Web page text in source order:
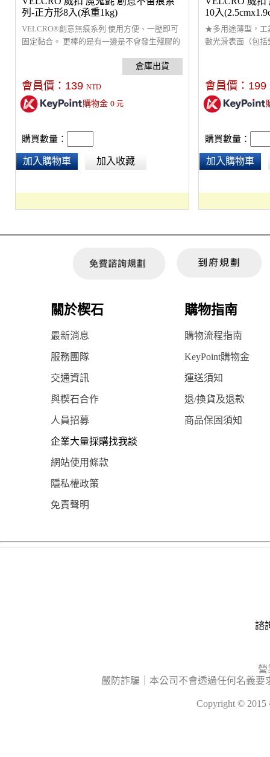
列-正方形8入(承重1kg)
VELCRO®創意無痕系列 使用方便、一壓即可
固定黏合。 更棒的是有一邊是不會發生殘膠的
壓上又可以黏合固定，適合使用於小物定位、
教室勞作、DIY布置等輕量物品的固定。 為人
們創造3D收納的聰明生活。 " 家中派對裝飾、
文具小物定位收納 小圓貼造型，美觀又方便使
約1公斤，光滑面適用。
會員價： 139 NTD
購物金 0元
購買數量：
加入購物車 加入收藏
10入
★多用途薄型，工
數光滑表面（包
光照射也不怕 ★
會員價： 199
購買數量：
加入購物車
關於楔石 購物指南
最新消息 購物流程指南
服務團隊 KeyPoint購物金
交通資訊 運送須知
與楔石合作 退/換貨及退款
人員招募 商品保固須知
企業大量採購找我談
網站使用條款
隱私權政策
免責聲明
諮
營
嚴防詐騙｜本公司不會透過任何名義
Copyright ©